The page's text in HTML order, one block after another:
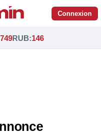
Connexion
RUB:146